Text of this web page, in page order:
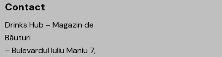
Contact
Drinks Hub – Magazin de
Băuturi
– Bulevardul Iuliu Maniu 7,